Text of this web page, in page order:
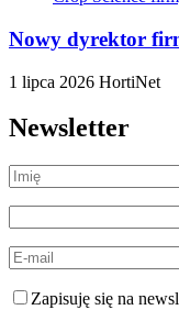
Nowy dyrektor
1 lipca 2026 HortiNet
Newsletter
Zapisuję się na